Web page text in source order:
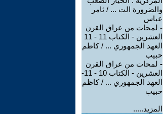
والضرورة الت ... / ثامر
عباس
- لمحات من عراق القرن
العشرين - الكتاب 11 - 11
العهد الجمهوري ... / كاظم
حبيب
- لمحات من عراق القرن
العشرين - الكتاب 10 - 11-
العهد الجمهوري ... / كاظم
حبيب
المزيد.....